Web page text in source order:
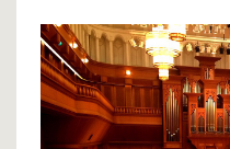
作って行ったりするのはとても苦
結局反対派は自分達はこうしたい
えなかった。
ここで終るのは残念で仕方が無い
ら民に認められなかった橋下徹は
本当に…無念です。政治への興味